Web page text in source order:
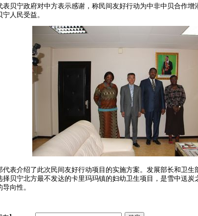
表贝宁政府对中方表示感谢，称民间友好行动为中非中贝合作
人民受益。
代表介绍了此次民间友好行动项目的实施方案。发展部长和卫生
贝宁北方最不发达的卡里玛玛镇的妇幼卫生项目，是雪中送炭
向性。